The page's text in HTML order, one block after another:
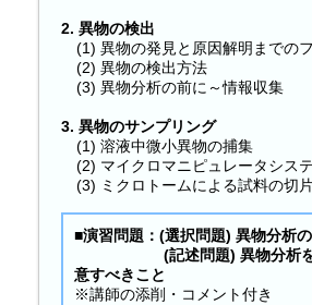
2. 異物の検出
(1) 異物の発見と原因解明までの
(2) 異物の検出方法
(3) 異物分析の前に～情報収集
3. 異物のサンプリング
(1) 溶液中微小異物の捕集
(2) マイクロマニピュレータシス
(3) ミクロトームによる試料の切
■演習問題：(選択問題) 異物分析
(記述問題) 異物分析を行
意すべきこと
※講師の添削・コメント付き